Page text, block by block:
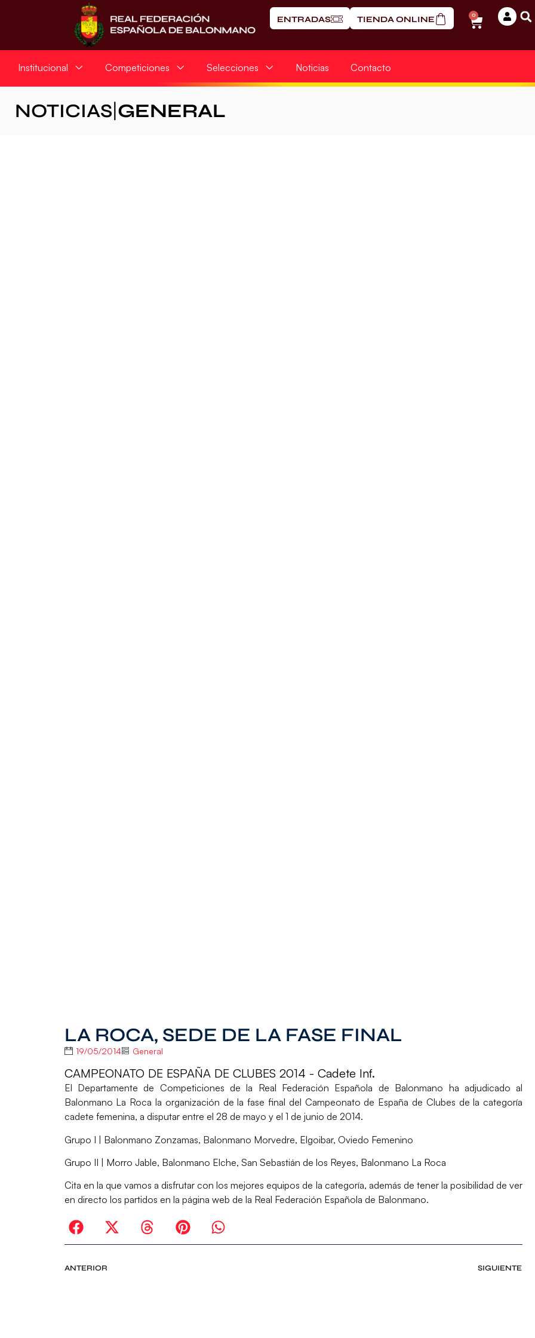
ENTRADAS TIENDA ONLINE 0
Institucional Competiciones Selecciones Noticias Contacto
NOTICIAS GENERAL
LA ROCA, SEDE DE LA FASE FINAL
19/05/2014 General
CAMPEONATO DE ESPAÑA DE CLUBES 2014 - Cadete Inf.
El Departamente de Competiciones de la Real Federación Española de Balonmano ha adjudicado al
Balonmano La Roca la organización de la fase final del Campeonato de España de Clubes de la categoría
cadete femenina, a disputar entre el 28 de mayo y el 1 de junio de 2014.
Grupo I | Balonmano Zonzamas, Balonmano Morvedre, Elgoibar, Oviedo Femenino
Grupo II | Morro Jable, Balonmano Elche, San Sebastián de los Reyes, Balonmano La Roca
Cita en la que vamos a disfrutar con los mejores equipos de la categoría, además de tener la posibilidad de ver
en directo los partidos en la página web de la Real Federación Española de Balonmano.
ANTERIOR SIGUIENTE